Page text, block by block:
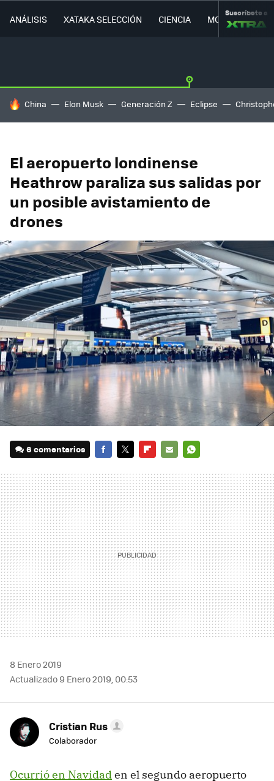
ANÁLISIS XATAKA SELECCIÓN CIENCIA MOVILIDAD
Suscríbete a
HOY SE HABLA DE
China Elon Musk Generación Z Eclipse
El aeropuerto londinense
Heathrow paraliza sus salidas por
un posible avistamiento de
drones
6 comentarios
MAIL
8 Enero 2019
Actualizado 9 Enero 2019, 00:53
Cristian Rus
Colaborador
Ocurrió en Navidaden el segundo aeropuerto